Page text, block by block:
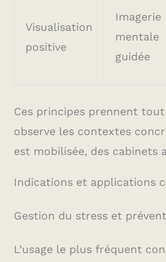
Visualisation
positive
Imagerie
mentale
guidée
Ces principes prennent tout
observe les contextes
est mobilisée, des cabinets
Indications et applications
Gestion du stress et
L’usage le plus fréquent